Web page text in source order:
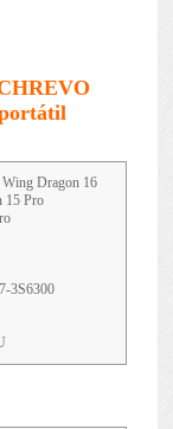
Dragon 16
15 Pro
3S6300